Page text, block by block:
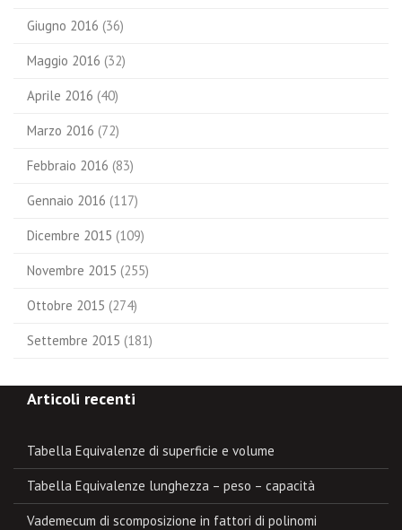
Giugno 2016 (36)
Maggio 2016 (32)
Aprile 2016 (40)
Marzo 2016 (72)
Febbraio 2016 (83)
Gennaio 2016 (117)
Dicembre 2015 (109)
Novembre 2015 (255)
Ottobre 2015 (274)
Settembre 2015 (181)
Articoli recenti
Tabella Equivalenze di superficie e volume
Tabella Equivalenze lunghezza – peso – capacità
Vademecum di scomposizione in fattori di polinomi